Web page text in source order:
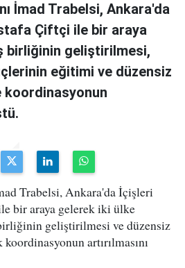
İmad Trabelsi, Ankara'da
Çiftçi ile bir araya
birliğinin geliştirilmesi,
eğitimi ve düzensiz
koordinasyonun
Trabelsi, Ankara'da İçişleri
bir araya gelerek iki ülke
geliştirilmesi ve düzensiz
artırılmasını